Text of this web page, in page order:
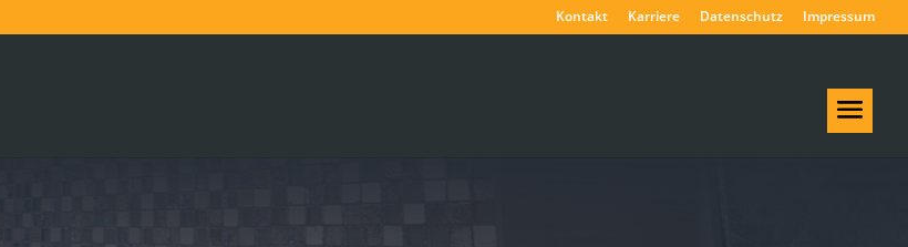
Kontakt Karriere Datenschutz Impressum